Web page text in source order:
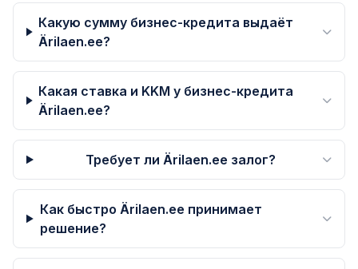
Какую сумму бизнес-кредита выдаёт
Ärilaen.ee?
Какая ставка и KKM у бизнес-кредита
Ärilaen.ee?
Требует ли Ärilaen.ee залог?
Как быстро Ärilaen.ee принимает
решение?